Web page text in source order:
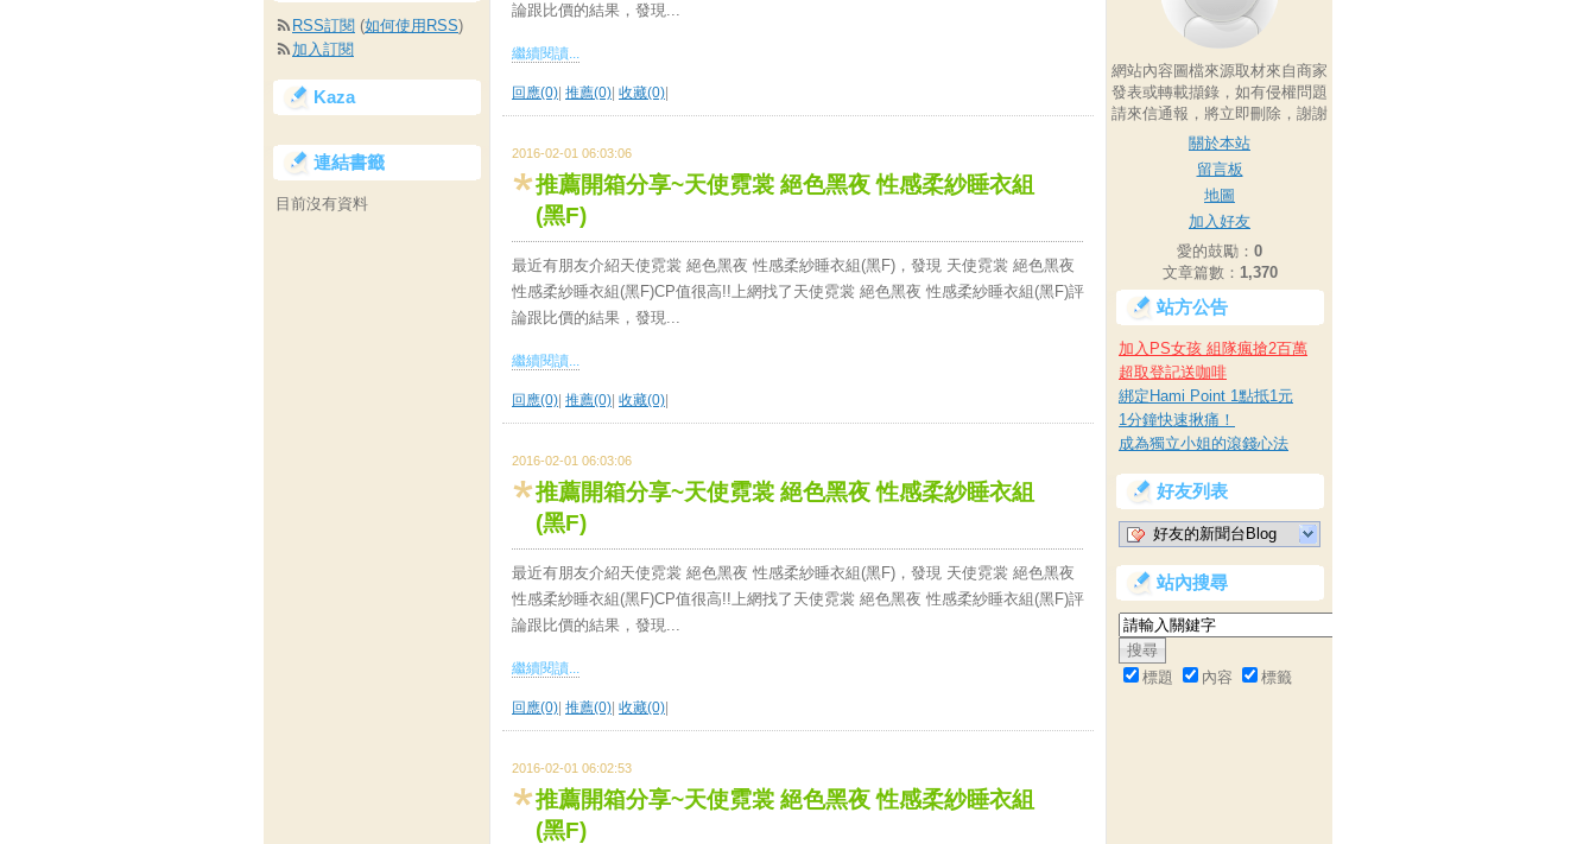
論跟比價的結果，發現...
繼續閱讀...
回應(0) 推薦(0) 收藏(0)
2016-02-01 06:03:06
推薦開箱分享~天使霓裳 絕色黑夜 性感柔紗睡衣組
(黑F)
最近有朋友介紹天使霓裳 絕色黑夜 性感柔紗睡衣組(黑F)，發現 天使霓裳 絕色黑夜
性感柔紗睡衣組(黑F)CP值很高!!上網找了天使霓裳 絕色黑夜 性感柔紗睡衣組(黑F)評
論跟比價的結果，發現...
繼續閱讀...
回應(0) 推薦(0) 收藏(0)
2016-02-01 06:03:06
推薦開箱分享~天使霓裳 絕色黑夜 性感柔紗睡衣組
(黑F)
最近有朋友介紹天使霓裳 絕色黑夜 性感柔紗睡衣組(黑F)，發現 天使霓裳 絕色黑夜
性感柔紗睡衣組(黑F)CP值很高!!上網找了天使霓裳 絕色黑夜 性感柔紗睡衣組(黑F)評
論跟比價的結果，發現...
繼續閱讀...
回應(0) 推薦(0) 收藏(0)
2016-02-01 06:02:53
推薦開箱分享~天使霓裳 絕色黑夜 性感柔紗睡衣組
(黑F)
網站內容圖檔來源取材來自商家
發表或轉載擷錄，如有侵權問題
請來信通報，將立即刪除，謝謝
關於本站
留言板
地圖
加入好友
愛的鼓勵： 0
文章篇數： 1,370
站方公告
加入PS女孩 組隊瘋搶2百萬
超取登記送咖啡
綁定Hami Point 1點抵1元
1分鐘快速揪痛！
成為獨立小姐的滾錢心法
好友列表
好友的新聞台Blog
站內搜尋
標題 內容 標籤
RSS訂閱 (如何使用RSS)
加入訂閱
Kaza
連結書籤
目前沒有資料